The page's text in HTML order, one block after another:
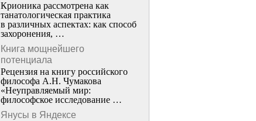
Крионика рассмотрена как
танатологическая практика
в различных аспектах: как способ
захоронения, …
Книга мощнейшего
потенциала
Рецензия на книгу российского
философа А.Н. Чумакова
«Неуправляемый мир:
философское исследование …
Янусы в Яндексе